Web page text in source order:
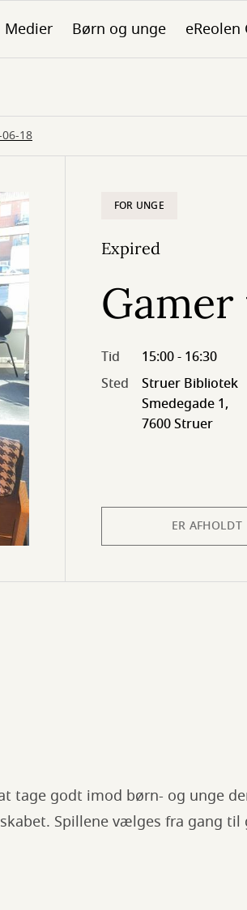
Medier Børn og unge eReolen
18
FOR UNGE
Expired
Tid
15:00 - 16:30
Sted
Struer Bibliotek
Smedegade 1,
7600 Struer
ER AFHOLDT
tage godt imod børn- og unge
Spillene vælges fra gang